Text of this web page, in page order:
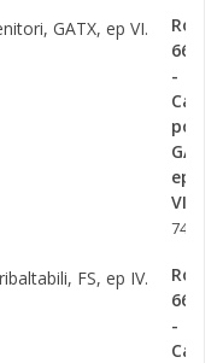
Roco
-
Carro
GATX,
ep
VI.
74,90 €
Roco
-
Carro